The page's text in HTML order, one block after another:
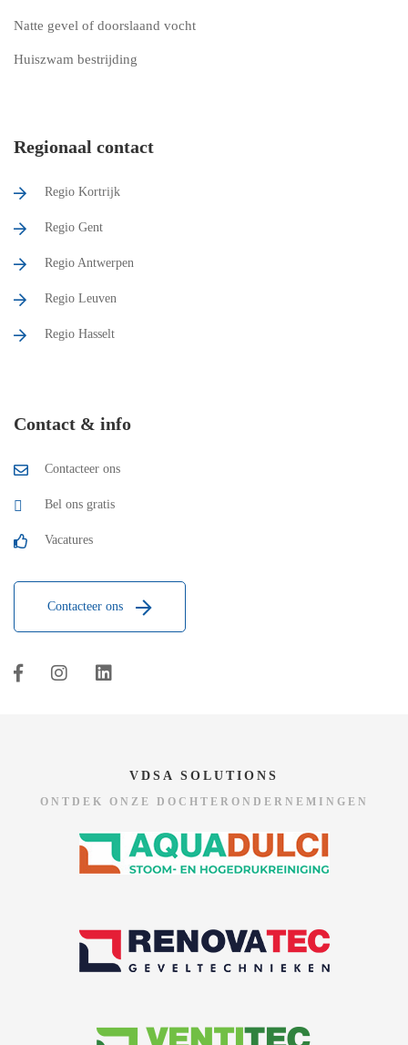
Natte gevel of doorslaand vocht
Huiszwam bestrijding
Regionaal contact
Regio Kortrijk
Regio Gent
Regio Antwerpen
Regio Leuven
Regio Hasselt
Contact & info
Contacteer ons
Bel ons gratis
Vacatures
Contacteer ons
VDSA SOLUTIONS
ONTDEK ONZE DOCHTERONDERNEMINGEN